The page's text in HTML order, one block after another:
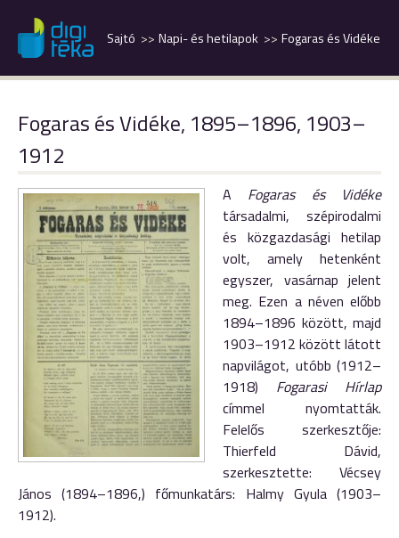
Fogaras és Vidéke
Napi- és hetilapok
Sajtó
Fogaras és Vidéke, 1895–1896, 1903–
1912
A Fogaras és
Vidéke
társadalmi, szépirodalmi
és közgazdasági hetilap
volt, amely hetenként
egyszer, vasárnap jelent
meg. Ezen a néven előbb
1894–1896 között, majd
1903–1912 között látott
napvilágot, utóbb (1912–
1918) Fogarasi Hírlap
címmel nyomtatták.
Felelős szerkesztője:
Thierfeld Dávid,
szerkesztette: Vécsey
János (1894–1896,) főmunkatárs: Halmy Gyula (1903–
1912).